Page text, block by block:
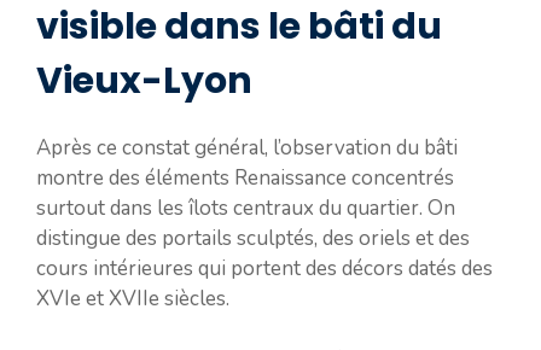
visible dans le bâti du
Vieux-Lyon
Après ce constat général, l’observation du bâti
montre des éléments Renaissance concentrés
surtout dans les îlots centraux du quartier. On
distingue des portails sculptés, des oriels et des
cours intérieures qui portent des décors datés des
XVIe et XVIIe siècles.